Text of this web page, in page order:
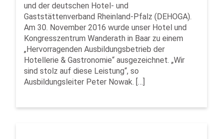
und der deutschen Hotel- und
Gaststättenverband Rheinland-Pfalz (DEHOGA).
Am 30. November 2016 wurde unser Hotel und
Kongresszentrum Wanderath in Baar zu einem
„Hervorragenden Ausbildungsbetrieb der
Hotellerie & Gastronomie“ ausgezeichnet. „Wir
sind stolz auf diese Leistung“, so
Ausbildungsleiter Peter Nowak. […]